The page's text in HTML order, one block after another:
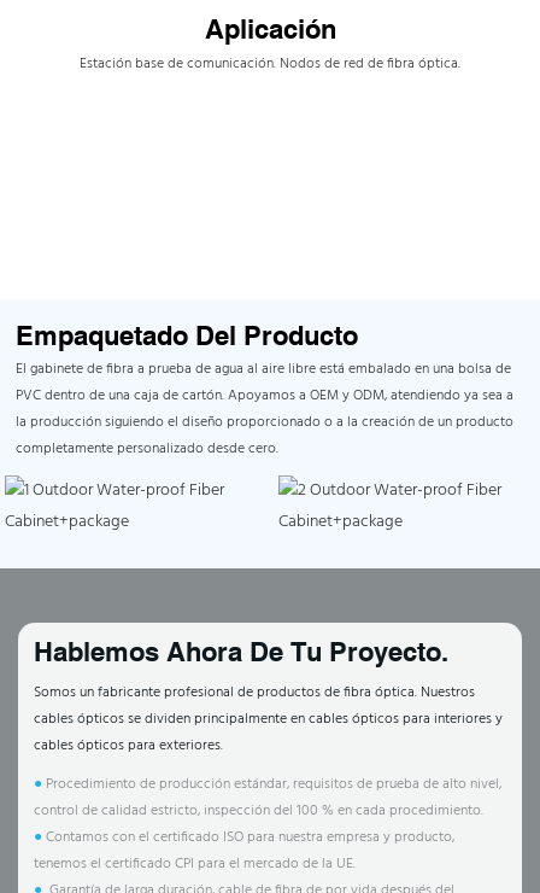
Aplicación
Estación base de comunicación. Nodos de red de fibra óptica.
Empaquetado Del Producto
El gabinete de fibra a prueba de agua al aire libre está embalado en una bolsa de
PVC dentro de una caja de cartón. Apoyamos a OEM y ODM, atendiendo ya sea a
la producción siguiendo el diseño proporcionado o a la creación de un producto
completamente personalizado desde cero.
Hablemos Ahora De Tu Proyecto.
Somos un fabricante profesional de productos de fibra óptica. Nuestros
cables ópticos se dividen principalmente en cables ópticos para interiores y
cables ópticos para exteriores.
● Procedimiento de producción estándar, requisitos de prueba de alto nivel,
control de calidad estricto, inspección del 100 % en cada procedimiento.
●Contamos con el certificado ISO para nuestra empresa y producto,
tenemos el certificado CPI para el mercado de la UE.